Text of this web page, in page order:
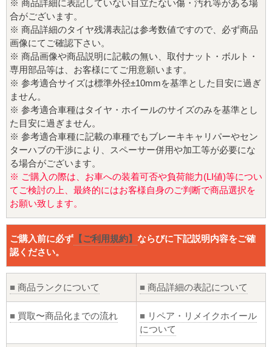
※ 商品詳細に表記していない目立たない傷・汚れ等がある場
合がございます。
※ 商品詳細のタイヤ残溝表記は参考数値ですので、必ず商品
画像にてご確認下さい。
※ 商品画像や商品説明に記載の無い、取付ナット・ボルト・
専用部品等は、お客様にてご用意願います。
※ 参考適合サイズは標準外径±10mmを基準とした目安に過ぎ
ません。
※ 参考適合車種はタイヤ・ホイールのサイズのみを基準とし
た目安に過ぎません。
※ 参考適合車種に記載の車種でもブレーキキャリパーやセン
ターハブの干渉により、スペーサー併用や加工等が必要にな
る場合がございます。
※ ご購入の際は、お車への装着可否や負荷能力(LI値)等につい
てご検討の上、最終的にはお客様自身のご判断で商品選択を
お願い致します。
ご購入前に必ず 【ご利用規約】 ならびに下記説明内容をご確
認ください。
■ 商品ランクについて ■ 商品詳細の表記について
■ 買取〜商品化までの流れ ■ リペア・リメイクホイール
について